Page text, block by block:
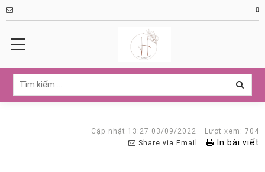
Cập nhật 13:27 03/09/2022
Lượt xem: 704
Share via Email
In bài viết